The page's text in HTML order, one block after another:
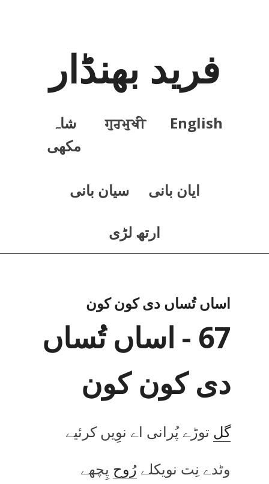
فرید بھنڈار
English
ਗੁਰਮੁਖੀ
شاہ
مکھی
ايان بانی سيان بانی
ارتھ لڑی
اساں تُساں دی کون کون
67 - اساں تُساں
دی کون کون
گل توڑے پُرانی اے نوِیں کرئیے
وٹدے نِت نویکلے رُوح پِچھے